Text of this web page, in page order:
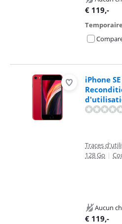
€ 119,-
iPhone
Traces
128 Go |
Aucun
€ 119,-